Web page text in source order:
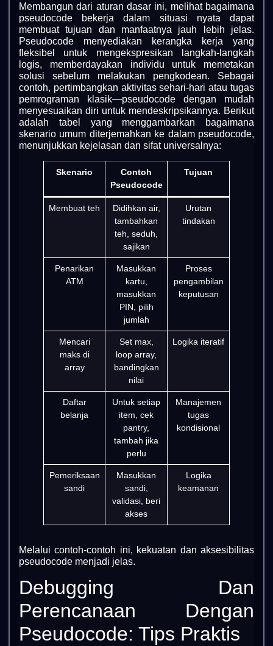
Membangun dari aturan dasar ini, melihat bagaimana
pseudocode bekerja dalam situasi nyata dapat
membuat tujuan dan manfaatnya jauh lebih jelas.
Pseudocode menyediakan kerangka kerja yang
fleksibel untuk mengekspresikan langkah-langkah
logis, memberdayakan individu untuk memetakan
solusi sebelum melakukan pengkodean. Sebagai
contoh, pertimbangkan aktivitas sehari-hari atau tugas
pemrograman klasik—pseudocode dengan mudah
menyesuaikan diri untuk mendeskripsikannya. Berikut
adalah tabel yang menggambarkan bagaimana
skenario umum diterjemahkan ke dalam pseudocode,
menunjukkan kejelasan dan sifat universalnya:
Skenario
Contoh
Pseudocode
Tujuan
Membuat teh
Didihkan air,
tambahkan
teh, seduh,
sajikan
Urutan
tindakan
Penarikan
ATM
Masukkan
kartu,
masukkan
PIN, pilih
jumlah
Proses
pengambilan
keputusan
Mencari
maks di
array
Set max,
loop array,
bandingkan
nilai
Logika iteratif
Daftar
belanja
Untuk setiap
item, cek
pantry,
tambah jika
perlu
Manajemen
tugas
kondisional
Pemeriksaan
sandi
Masukkan
sandi,
validasi, beri
akses
Logika
keamanan
Melalui contoh-contoh ini, kekuatan dan aksesibilitas
pseudocode menjadi jelas.
Debugging Dan
Perencanaan Dengan
Pseudocode: Tips Praktis